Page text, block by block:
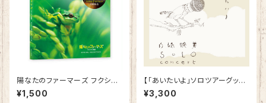
陽なたのファーマーズ フクシマ
と希望 主題歌「きみの手のワル
ツ」
¥1,500
【「あいたいよ」ソロツアーグッ
ズ】Tシャツ オートミール
¥3,300